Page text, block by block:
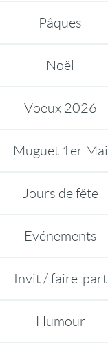
Pâques
Noël
Voeux 2026
Muguet 1er Mai
Jours de fête
Evénements
Invit / faire-part
Humour